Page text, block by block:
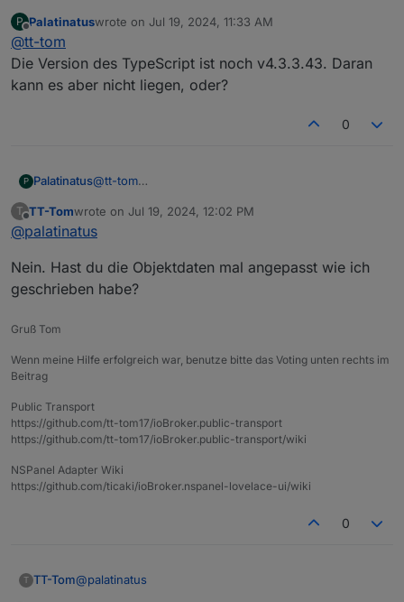
ACTUAL ab?
ja, der Status kommt von da. das schalten über SET
P
Offline
Palatinatuswrote on Jul 19, 2024, 11:33 AM
last edited by
@tt-tom
Die Version des TypeScript ist noch v4.3.3.43. Daran
kann es aber nicht liegen, oder?
0
P Palatinatus@tt-tom
Daran kann es aber nicht liegen, oder?
T
Offline
TT-Tomwrote on Jul 19, 2024, 12:02 PM
last edited by
@palatinatus
Nein. Hast du die Objektdaten mal angepasst wie ich
geschrieben habe?
Gruß Tom
Wenn meine Hilfe erfolgreich war, benutze bitte das Voting unten rechts im
Beitrag
Public Transport
https://github.com/tt-tom17/ioBroker.public-transport
https://github.com/tt-tom17/ioBroker.public-transport/wiki
NSPanel Adapter Wiki
https://github.com/ticaki/ioBroker.nspanel-lovelace-ui/wiki
0
T TT-Tom@palatinatus